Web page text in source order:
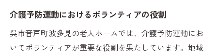
介護予防運動におけるボランティアの役割
呉市音戸町波多見の老人ホームでは、介護予防運動にお
いてボランティアが重要な役割を果たしています。地域